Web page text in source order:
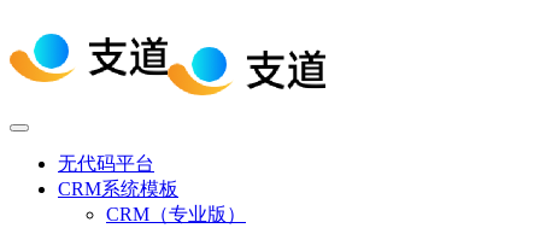
无代码平台
CRM系统模板
CRM（专业版）